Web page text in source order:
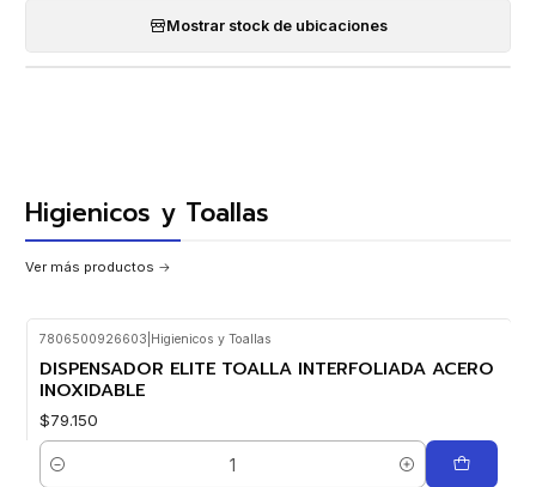
Mostrar stock de ubicaciones
Higienicos y Toallas
Ver más productos
7806500926603 Higienicos y Toallas
DISPENSADOR ELITE TOALLA INTERFOLIADA ACERO
INOXIDABLE
$79.150
Cantidad